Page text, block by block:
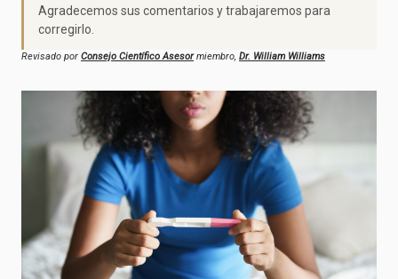
Agradecemos sus comentarios y trabajaremos para
corregirlo.
Revisado por Consejo Científico Asesormiembro, Dr. William Williams